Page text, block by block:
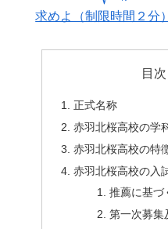
求めよ（制限時間２分）
目次
正式名称
赤羽北桜高校の学
赤羽北桜高校の特
赤羽北桜高校の入
推薦に基づ
第一次募集